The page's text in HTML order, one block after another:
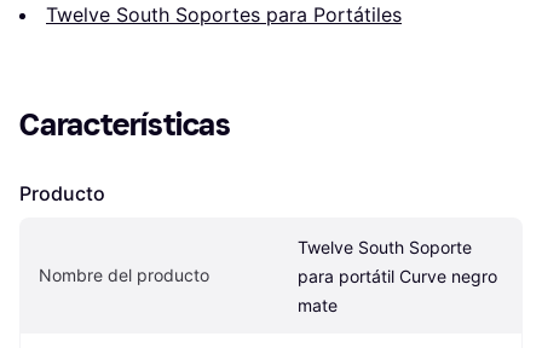
Twelve South Soportes para Portátiles
Características
Producto
Nombre del producto
Twelve South Soporte
para portátil Curve negro
mate